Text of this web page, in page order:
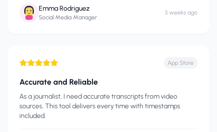
Emma Rodriguez
Social Media Manager
3 weeks ago
App Store
Accurate and Reliable
As a journalist, I need accurate transcripts from video
sources. This tool delivers every time with timestamps
included.